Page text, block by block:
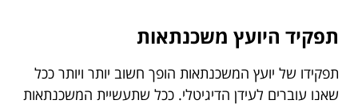
תפקיד היועץ משכנתאות
תפקידו של יועץ המשכנתאות הופך חשוב יותר ויותר ככל
שאנו עוברים לעידן הדיגיטלי. ככל שתעשיית המשכנתאות